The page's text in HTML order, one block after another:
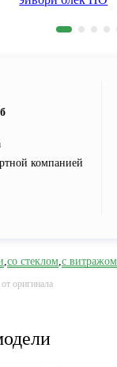
компанией
,со стеклом,с витражом
оригинала